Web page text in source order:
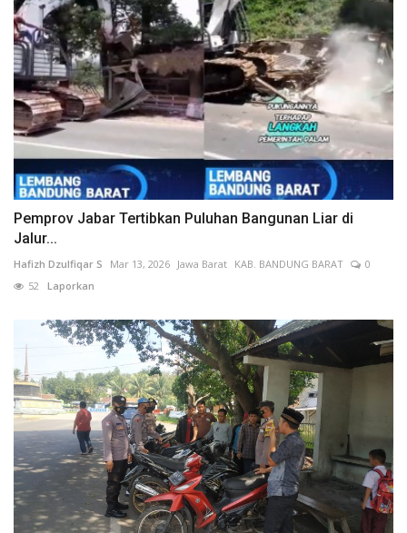
Pemprov Jabar Tertibkan Puluhan Bangunan Liar di
Jalur...
Hafizh Dzulfiqar S Mar 13, 2026 Jawa Barat KAB. BANDUNG BARAT
0
52 Laporkan